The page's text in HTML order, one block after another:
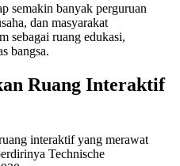
semakin banyak perguruan
dan masyarakat
sebagai ruang edukasi,
bangsa.
Ruang Interaktif
interaktif yang merawat
Technische